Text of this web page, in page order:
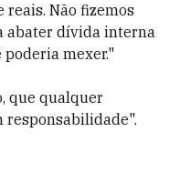
reais. Não fizemos
abater dívida interna
poderia mexer."
que qualquer
responsabilidade".